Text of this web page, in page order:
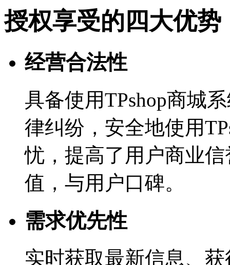
授权享受的四大优势
经营合法性
具备使用TPshop商城
律纠纷，安全地使用
忧，提高了用户商业
值，与用户口碑。
需求优先性
实时获取最新信息、